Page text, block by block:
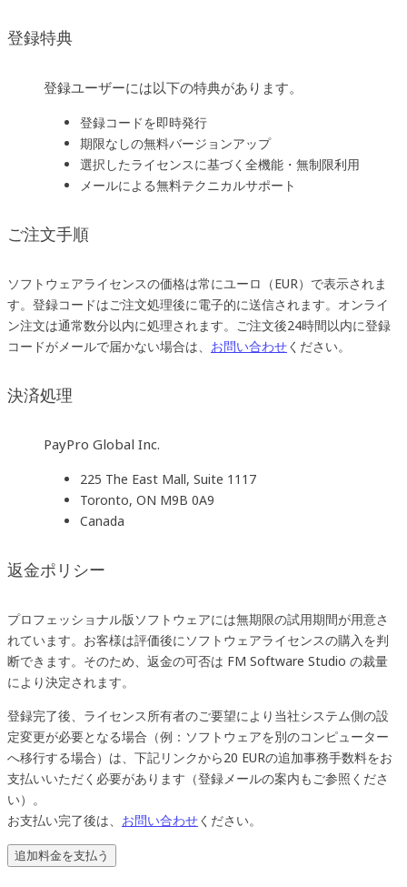
登録特典
登録ユーザーには以下の特典があります。
登録コードを即時発行
期限なしの無料バージョンアップ
選択したライセンスに基づく全機能・無制限利用
メールによる無料テクニカルサポート
ご注文手順
ソフトウェアライセンスの価格は常にユーロ（EUR）で表示されま
す。登録コードはご注文処理後に電子的に送信されます。オンライ
ン注文は通常数分以内に処理されます。ご注文後24時間以内に登録
コードがメールで届かない場合は、 お問い合わせください。
決済処理
PayPro Global Inc.
225 The East Mall, Suite 1117
Toronto, ON M9B 0A9
Canada
返金ポリシー
プロフェッショナル版ソフトウェアには無期限の試用期間が用意さ
れています。お客様は評価後にソフトウェアライセンスの購入を判
断できます。そのため、返金の可否は FM Software Studio の裁量
により決定されます。
登録完了後、ライセンス所有者のご要望により当社システム側の設
定変更が必要となる場合（例：ソフトウェアを別のコンピューター
へ移行する場合）は、下記リンクから20 EURの追加事務手数料をお
支払いいただく必要があります（登録メールの案内もご参照くださ
い）。
お支払い完了後は、 お問い合わせください。
追加料金を支払う